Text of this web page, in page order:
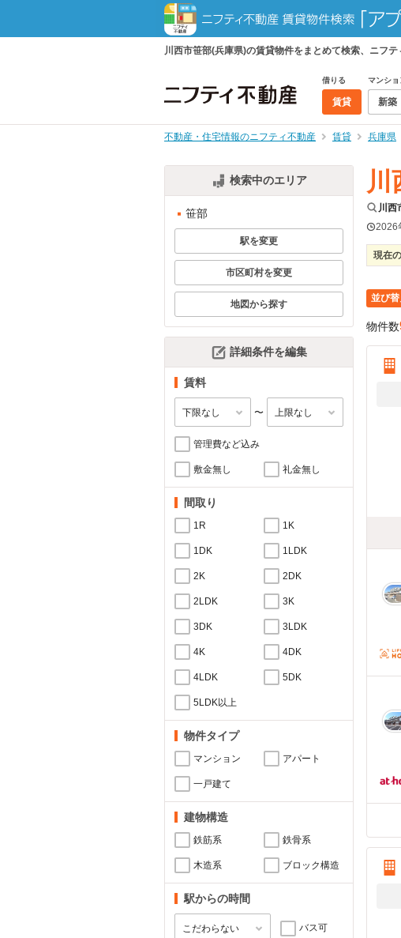
川西市笹部(兵庫県)の賃貸物件をまとめて検索、ニフ
借りる
賃貸
マンショ
新築
不動産・住宅情報のニフティ不動産 賃貸 兵庫県
検索中のエリア
笹部
駅を変更
市区町村を変更
地図から探す
詳細条件を編集
賃料
〜
管理費など込み
敷金無し 礼金無し
間取り
1R 1K
1DK 1LDK
2K 2DK
2LDK 3K
3DK 3LDK
4K 4DK
4LDK 5DK
5LDK以上
物件タイプ
マンション アパート
一戸建て
建物構造
鉄筋系 鉄骨系
木造系 ブロック構造
駅からの時間
バス可
川
川西
2026
現在
並び替
物件数